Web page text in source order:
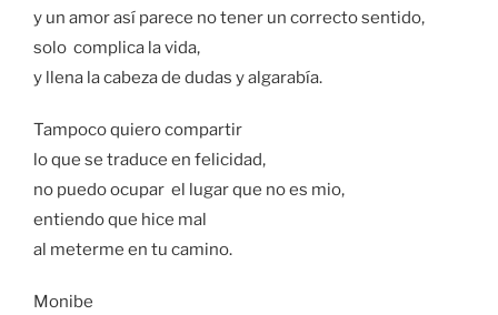
y un amor así parece no tener un correcto sentido,
solo complica la vida,
y llena la cabeza de dudas y algarabía.
Tampoco quiero compartir
lo que se traduce en felicidad,
no puedo ocupar el lugar que no es mio,
entiendo que hice mal
al meterme en tu camino.
Monibe